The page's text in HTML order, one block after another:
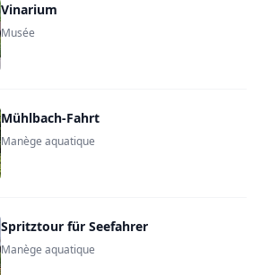
Vinarium
Musée
Mühlbach-Fahrt
Manège aquatique
Spritztour für Seefahrer
Manège aquatique